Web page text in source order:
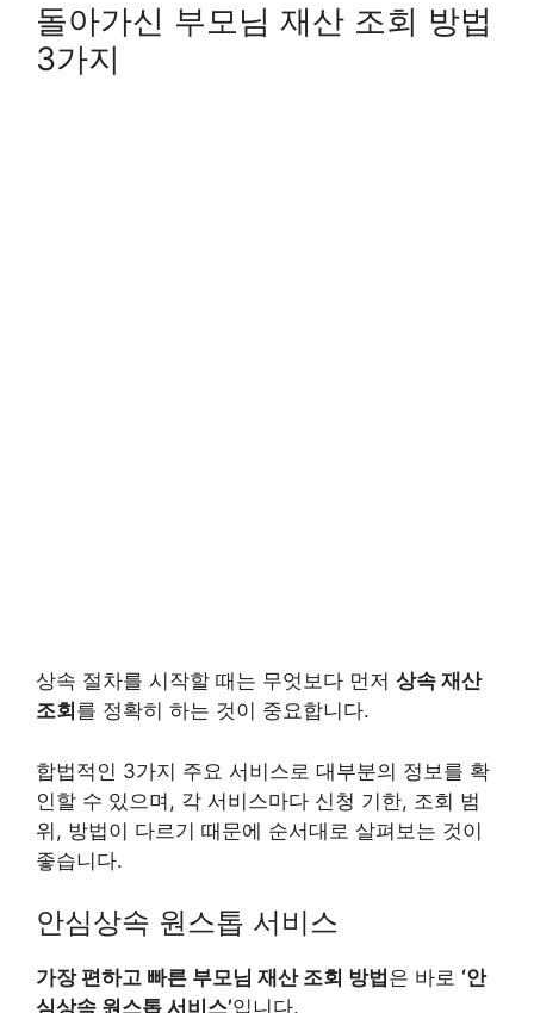
돌아가신 부모님 재산 조회 방법
3가지
상속 절차를 시작할 때는 무엇보다 먼저 상속 재산
조회 를 정확히 하는 것이 중요합니다.
합법적인 3가지 주요 서비스로 대부분의 정보를 확
인할 수 있으며, 각 서비스마다 신청 기한, 조회 범
위, 방법이 다르기 때문에 순서대로 살펴보는 것이
좋습니다.
안심상속 원스톱 서비스
가장 편하고 빠른 부모님 재산 조회 방법 은 바로 ‘안
심상속 원스톱 서비스’입니다.